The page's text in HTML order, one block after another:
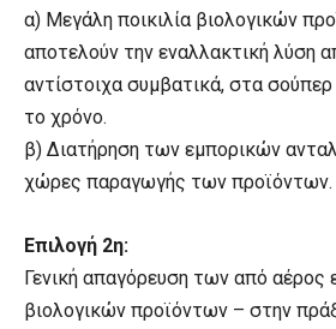
α) Μεγάλη ποικιλία βιολογικών
αποτελούν την εναλλακτική λύση
αντίστοιχα συμβατικά, στα
το χρόνο.
β) Διατήρηση των εμπορικών
χώρες παραγωγής των προϊόντων.
Επιλογή 2η:
Γενική απαγόρευση των από αέρος
βιολογικών προϊόντων – στην